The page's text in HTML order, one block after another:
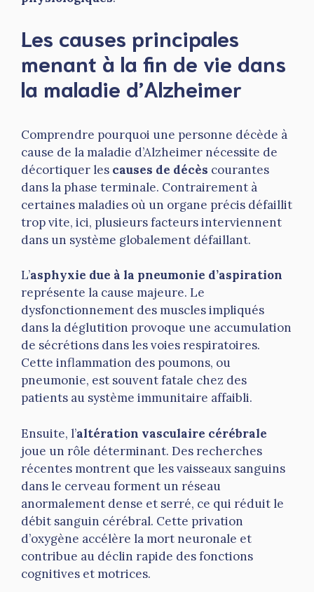
Les causes principales
menant à la fin de vie dans
la maladie d’Alzheimer
Comprendre pourquoi une personne décède à
cause de la maladie d’Alzheimer nécessite de
décortiquer les causes de décès courantes
dans la phase terminale. Contrairement à
certaines maladies où un organe précis défaillit
trop vite, ici, plusieurs facteurs interviennent
dans un système globalement défaillant.
L’asphyxie due à la pneumonie d’aspiration
représente la cause majeure. Le
dysfonctionnement des muscles impliqués
dans la déglutition provoque une accumulation
de sécrétions dans les voies respiratoires.
Cette inflammation des poumons, ou
pneumonie, est souvent fatale chez des
patients au système immunitaire affaibli.
Ensuite, l’altération vasculaire cérébrale
joue un rôle déterminant. Des recherches
récentes montrent que les vaisseaux sanguins
dans le cerveau forment un réseau
anormalement dense et serré, ce qui réduit le
débit sanguin cérébral. Cette privation
d’oxygène accélère la mort neuronale et
contribue au déclin rapide des fonctions
cognitives et motrices.